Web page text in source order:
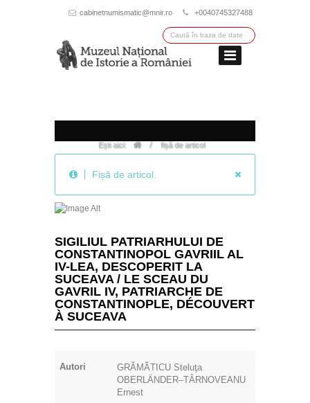
cabinetnumismatic@mnir.ro +0040745327488
Ești aici: / fișă de articol
Fișă de articol.
SIGILIUL PATRIARHULUI DE
CONSTANTINOPOL GAVRIIL AL
IV-LEA, DESCOPERIT LA
SUCEAVA / LE SCEAU DU
GAVRIL IV, PATRIARCHE DE
CONSTANTINOPLE, DÉCOUVERT
À SUCEAVA
Autori
GRĂMĂTICU Steluţa
OBERLÄNDER–TÂRNOVEANU
Ernest